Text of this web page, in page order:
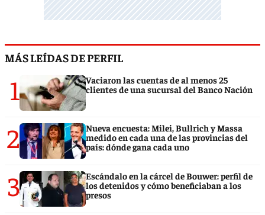
MÁS LEÍDAS DE PERFIL
1
Vaciaron las cuentas de al menos 25
clientes de una sucursal del Banco Nación
2
Nueva encuesta: Milei, Bullrich y Massa
medido en cada una de las provincias del
país: dónde gana cada uno
3
Escándalo en la cárcel de Bouwer: perfil de
los detenidos y cómo beneficiaban a los
presos